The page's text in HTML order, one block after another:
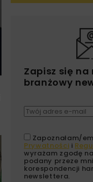
Zapisz się na
branżowy
Zapoznałam/
Prywatności i
wyrażam zgodę
podany przeze
korespondencji
newslettera.